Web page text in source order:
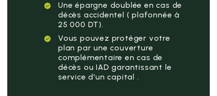
Une épargne doublée en cas de
décès accidentel ( plafonnée à
25 000 DT).
Vous pouvez protéger votre
plan par une couverture
complémentaire en cas de
décès ou IAD garantissant le
service d'un capital .